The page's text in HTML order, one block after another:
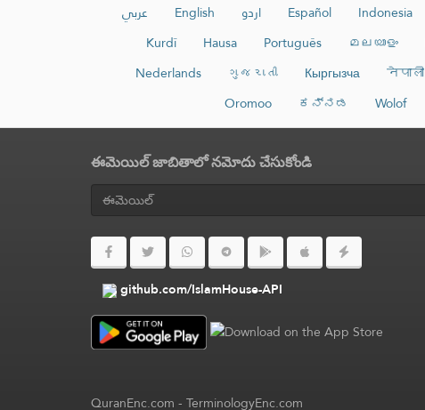
عربي English اردو Español Indonesia
Kurdî
Hausa Português മലയാളം
Nederlands
ગુજરાતી Кыргызча नेपाली
Oromoo
ಕನ್ನಡ Wolof
ఈమెయిల్ జాబితాలో నమోదు చేసుకోండి
github.com/IslamHouse-API
QuranEnc.com-TerminologyEnc.com